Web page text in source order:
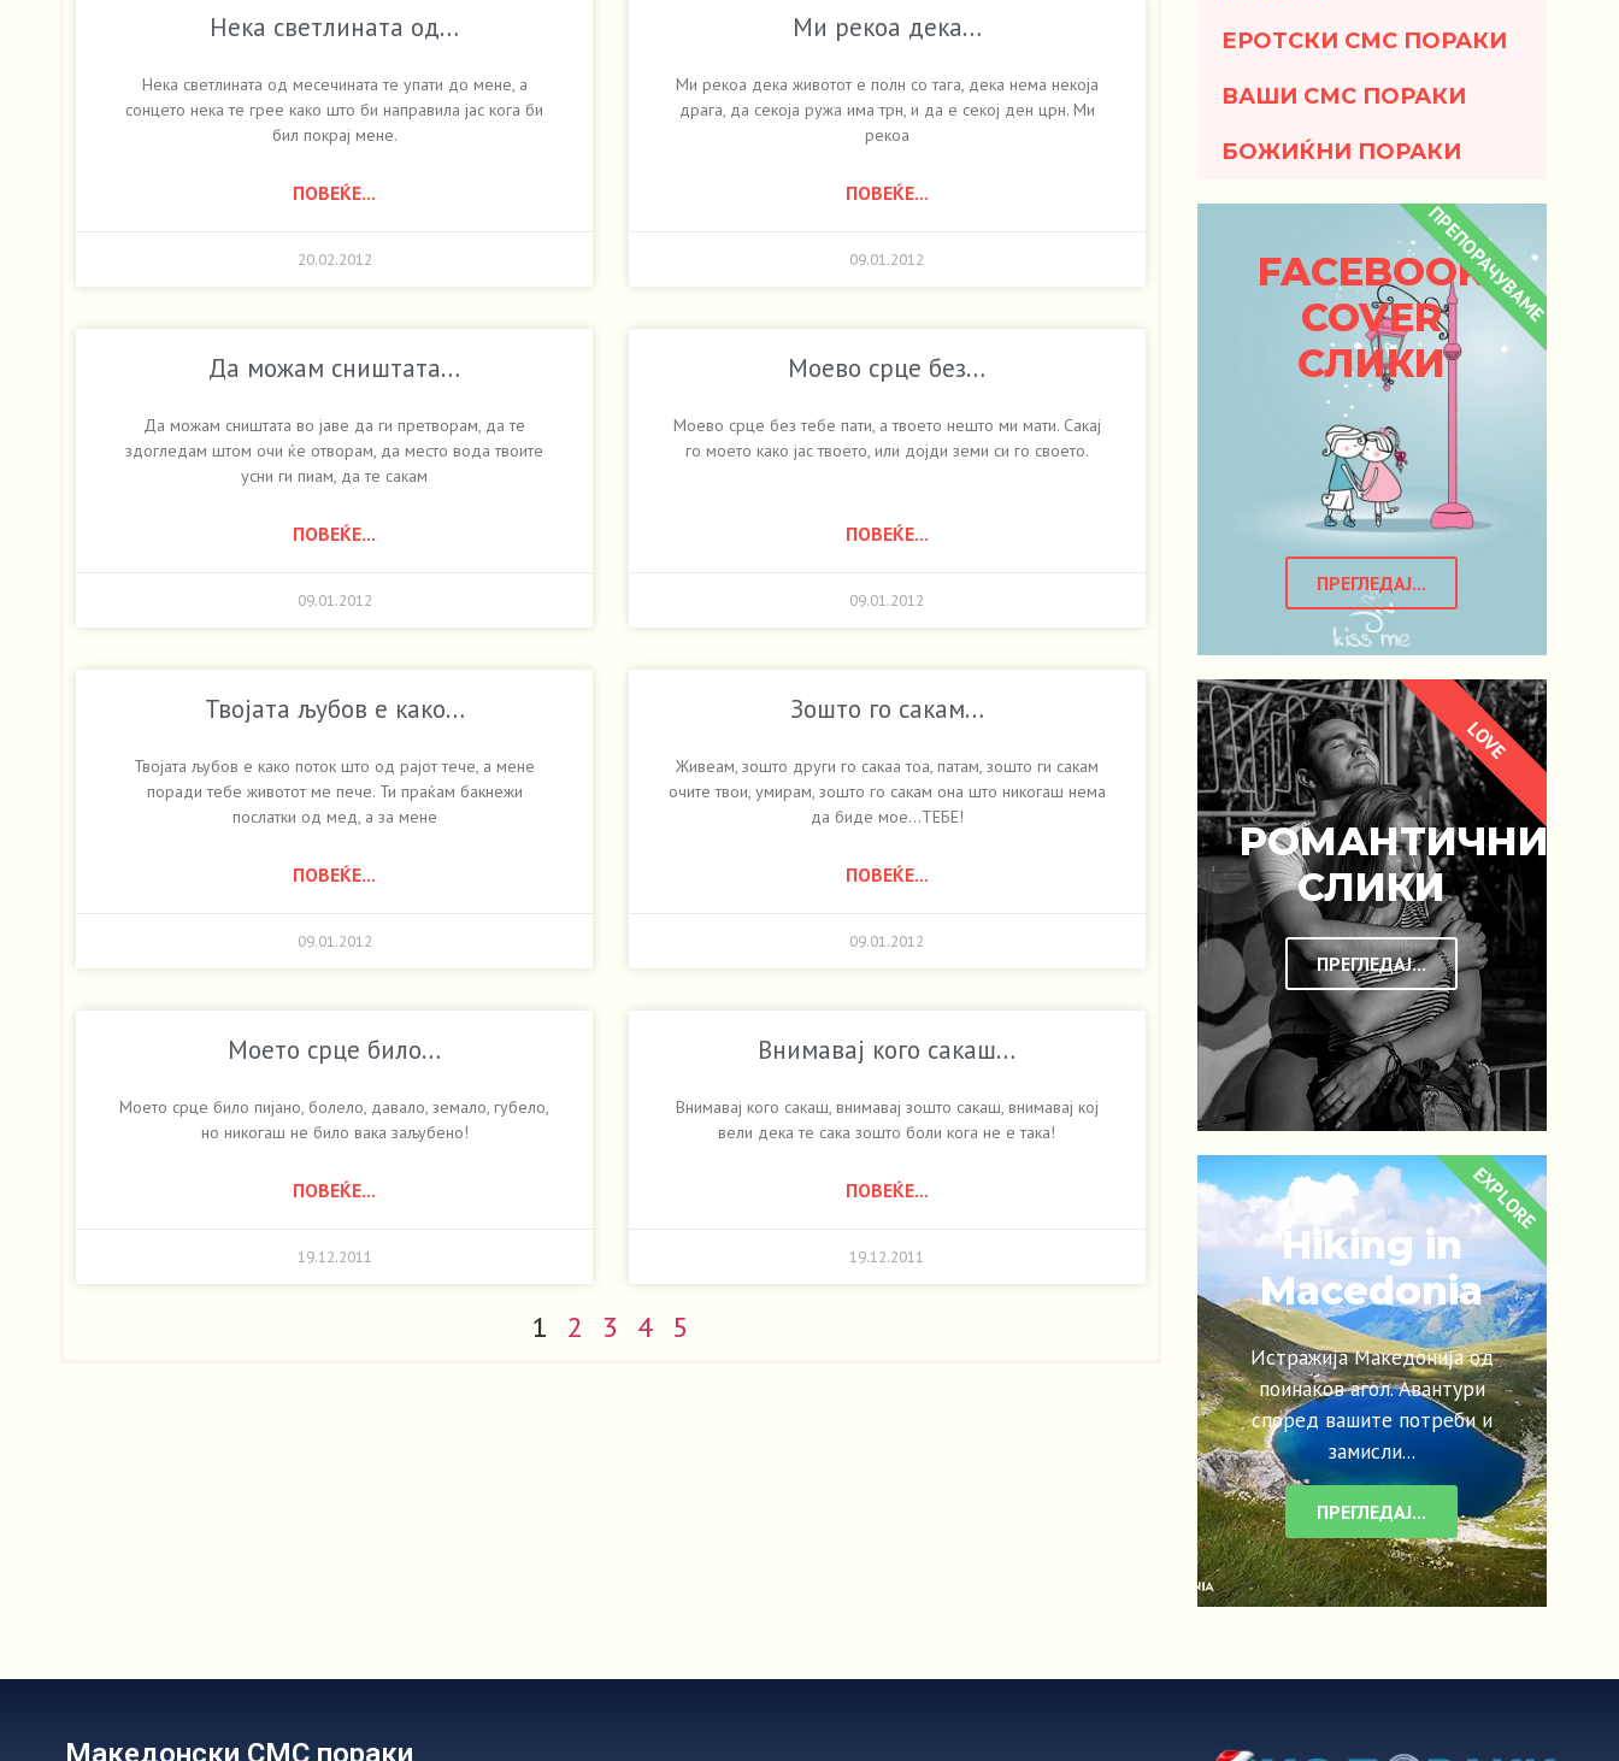
Нека светлината од…
Нека светлината од месечината те упати до мене, а
сонцето нека те грее како што би направила јас кога би
бил покрај мене.
ПОВЕЌЕ...
20.02.2012
Ми рекоа дека…
Ми рекоа дека животот е полн со тага, дека нема некоја
драга, да секоја ружа има трн, и да е секој ден црн. Ми
рекоа
ПОВЕЌЕ...
09.01.2012
Да можам сништата…
Да можам сништата во јаве да ги претворам, да те
здогледам штом очи ќе отворам, да место вода твоите
усни ги пиам, да те сакам
ПОВЕЌЕ...
09.01.2012
Моево срце без…
Моево срце без тебе пати, а твоето нешто ми мати. Сакај
го моето како јас твоето, или дојди земи си го своето.
ПОВЕЌЕ...
09.01.2012
Твојата љубов е како…
Твојата љубов е како поток што од рајот тече, а мене
поради тебе животот ме пече. Ти праќам бакнежи
послатки од мед, а за мене
ПОВЕЌЕ...
09.01.2012
Зошто го сакам…
Живеам, зошто други го сакаа тоа, патам, зошто ги сакам
очите твои, умирам, зошто го сакам она што никогаш нема
да биде мое…ТЕБЕ!
ПОВЕЌЕ...
09.01.2012
Моето срце било…
Моето срце било пијано, болело, давало, земало, губело,
но никогаш не било вака заљубено!
ПОВЕЌЕ...
19.12.2011
Внимавај кого сакаш…
Внимавај кого сакаш, внимавај зошто сакаш, внимавај кој
вели дека те сака зошто боли кога не е така!
ПОВЕЌЕ...
19.12.2011
1 2 3 4 5
ЕРОТСКИ СМС ПОРАКИ
ВАШИ СМС ПОРАКИ
БОЖИЌНИ ПОРАКИ
FACEBOOK
COVER
СЛИКИ
ПРЕГЛЕДАЈ...
ПРЕПОРАЧУВАМЕ
РОМАНТИЧНИ
СЛИКИ
ПРЕГЛЕДАЈ...
LOVE
Hiking in
Macedonia
Истражија Македонија од
поинаков агол. Авантури
според вашите потреби и
замисли...
ПРЕГЛЕДАЈ...
EXPLORE
Македонски СМС пораки